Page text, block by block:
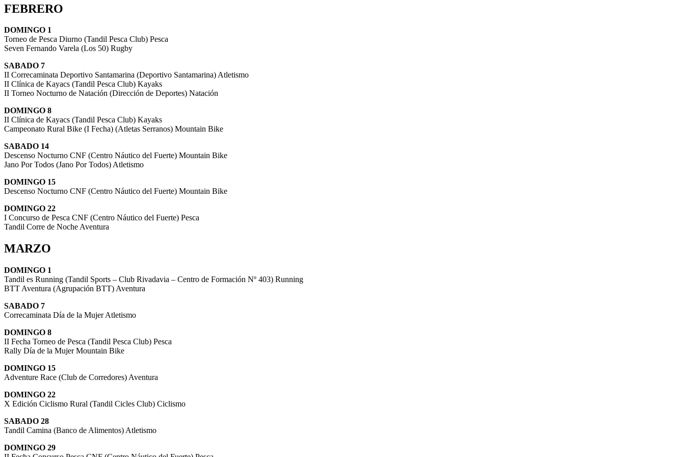
FEBRERO
DOMINGO 1
Torneo de Pesca Diurno (Tandil Pesca Club) Pesca
Seven Fernando Varela (Los 50) Rugby
SABADO 7
II Correcaminata Deportivo Santamarina (Deportivo Santamarina) Atletismo
II Clínica de Kayacs (Tandil Pesca Club) Kayaks
II Torneo Nocturno de Natación (Dirección de Deportes) Natación
DOMINGO 8
II Clínica de Kayacs (Tandil Pesca Club) Kayaks
Campeonato Rural Bike (I Fecha) (Atletas Serranos) Mountain Bike
SABADO 14
Descenso Nocturno CNF (Centro Náutico del Fuerte) Mountain Bike
Jano Por Todos (Jano Por Todos) Atletismo
DOMINGO 15
Descenso Nocturno CNF (Centro Náutico del Fuerte) Mountain Bike
DOMINGO 22
I Concurso de Pesca CNF (Centro Náutico del Fuerte) Pesca
Tandil Corre de Noche Aventura
MARZO
DOMINGO 1
Tandil es Running (Tandil Sports – Club Rivadavia – Centro de Formación Nº 403) Running
BTT Aventura (Agrupación BTT) Aventura
SABADO 7
Correcaminata Día de la Mujer Atletismo
DOMINGO 8
II Fecha Torneo de Pesca (Tandil Pesca Club) Pesca
Rally Día de la Mujer Mountain Bike
DOMINGO 15
Adventure Race (Club de Corredores) Aventura
DOMINGO 22
X Edición Ciclismo Rural (Tandil Cicles Club) Ciclismo
SABADO 28
Tandil Camina (Banco de Alimentos) Atletismo
DOMINGO 29